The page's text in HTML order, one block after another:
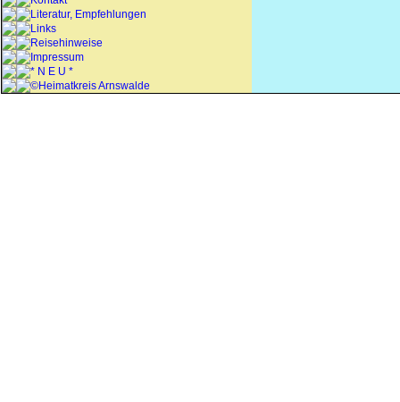
Literatur, Empfehlungen
Links
Reisehinweise
Impressum
* N E U *
©Heimatkreis Arnswalde